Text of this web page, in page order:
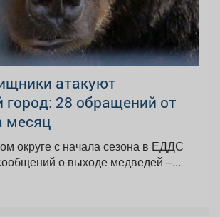
атакуют
город: 28 обращений от
месяц
округе с начала сезона в ЕДДС
о выходе медведей –...